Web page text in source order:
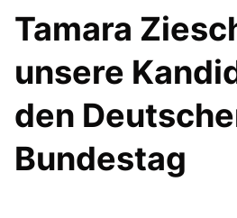
Tamara
unsere
den
Bundestag